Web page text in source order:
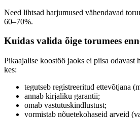
Need lihtsad harjumused vähendavad
60–70%.
Kuidas valida õige torumees
Pikaajalise koostöö jaoks ei piisa odavast
kes:
tegutseb registreeritud ettevõtjana
annab kirjaliku garantii;
omab vastutuskindlustust;
vormistab nõuetekohaseid arveid